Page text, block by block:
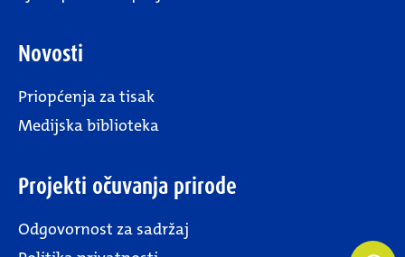
Novosti
Priopćenja za tisak
Medijska biblioteka
Projekti očuvanja prirode
Odgovornost za sadržaj